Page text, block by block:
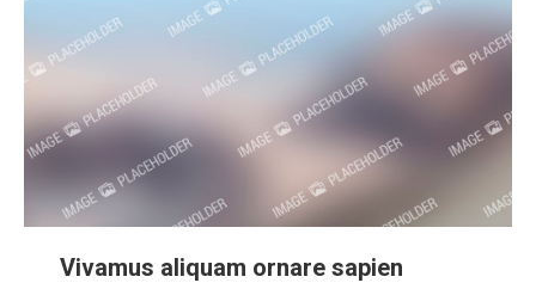
Vivamus aliquam ornare sapien